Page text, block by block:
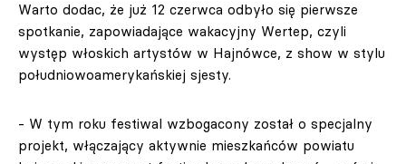
Warto dodac, że już 12 czerwca odbyło się pierwsze
spotkanie, zapowiadające wakacyjny Wertep, czyli
występ włoskich artystów w Hajnówce, z show w stylu
południowoamerykańskiej sjesty.
- W tym roku festiwal wzbogacony został o specjalny
projekt, włączający aktywnie mieszkańców powiatu